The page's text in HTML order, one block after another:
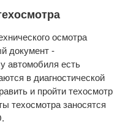
осмотра
документ -
автомобиля есть
в диагностической
и пройти техосмотр
техосмотра заносятся